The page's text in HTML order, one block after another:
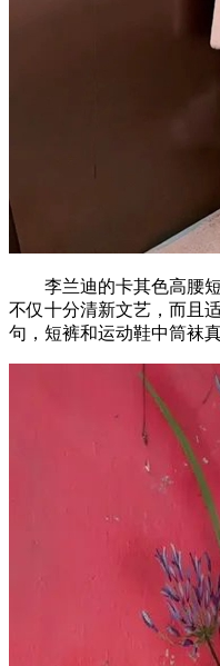
李兰迪的卡其色高腰短
不仅十分清新文艺，而且
句，短裤和运动鞋中筒袜